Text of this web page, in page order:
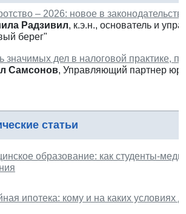
– 2026: новое в
Радзивил, к.э.н., основатель и
берег"
значимых дел в налоговой практике,
Самсонов, Управляющий партнер
статьи
образование: как студенты-
ипотека: кому и на каких условиях